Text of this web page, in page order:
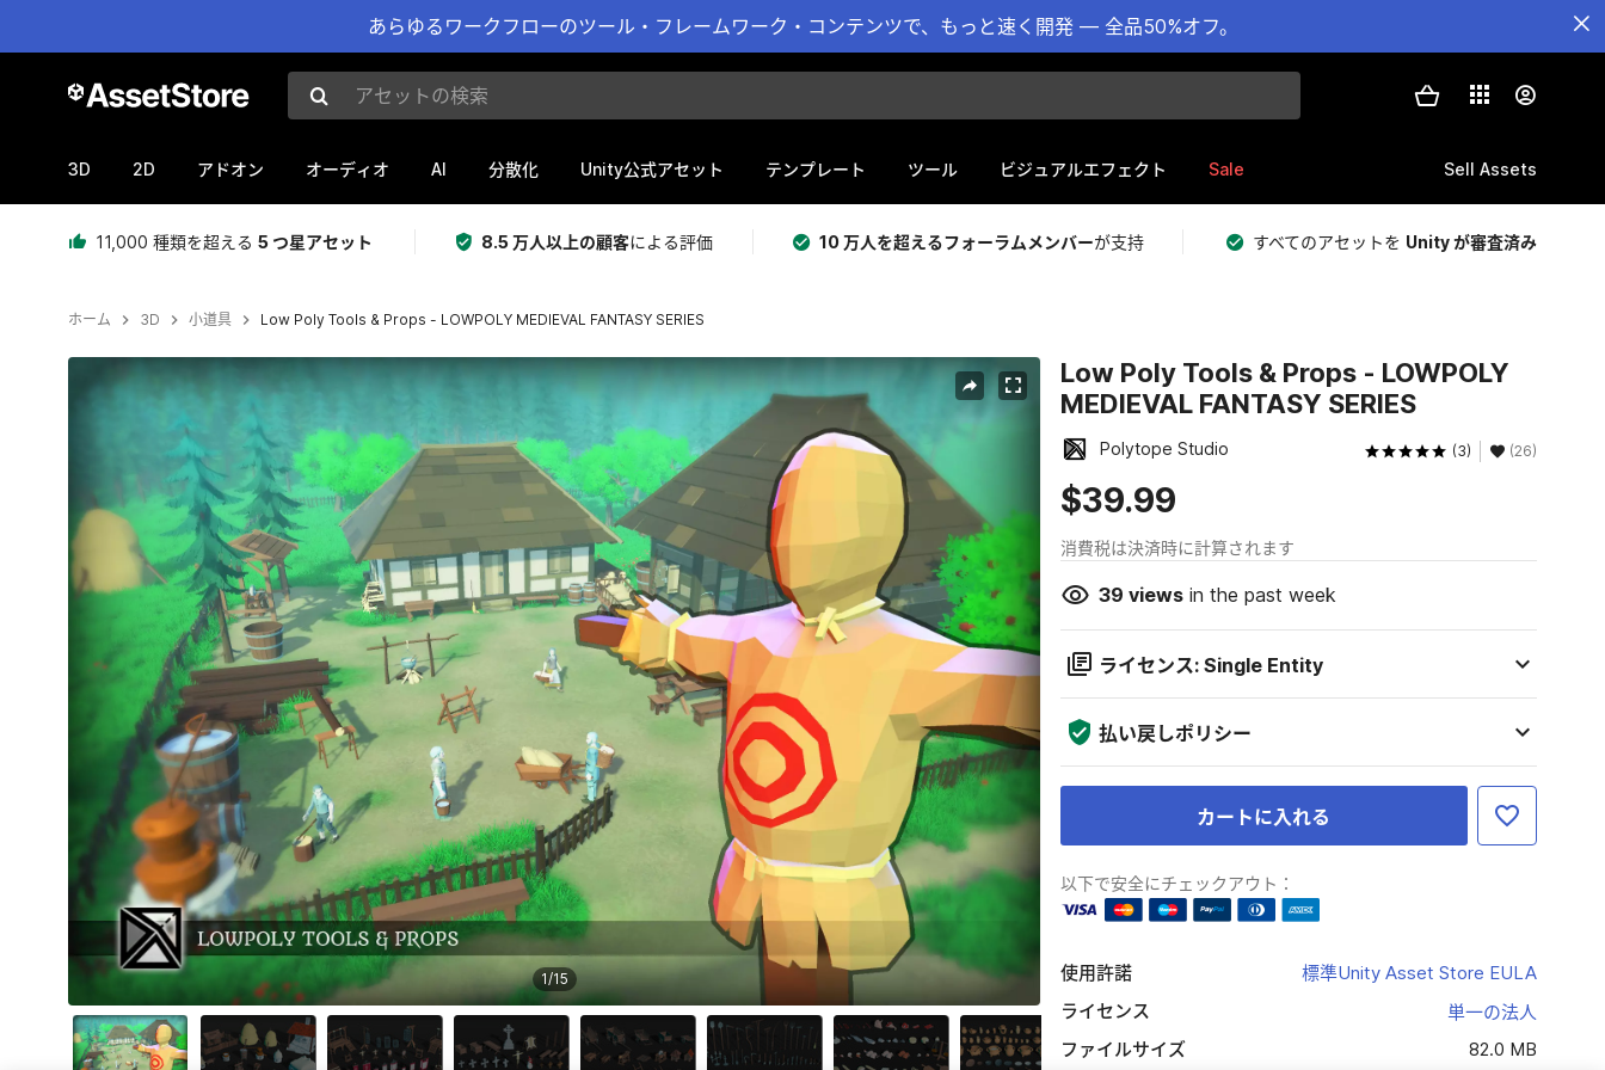
あらゆるワークフローのツール・フレームワーク・コンテンツで、もっと速く開発 — 全品50%オフ。
アセットの検索
3D 2D アドオン オーディオ AI 分散化 Unity公式アセット テンプレート ツール ビジュアルエフェクト Sale Sell Assets
11,000 種類を超える 5 つ星アセット 8.5 万人以上の顧客による評価 10 万人を超えるフォーラムメンバーが支持 すべてのアセットを Unity が審査済み
ホーム 3D 小道具 Low Poly Tools & Props - LOWPOLY MEDIEVAL FANTASY SERIES
現在のスライド：1 / 15
1/15
Low Poly Tools & Props - LOWPOLY
MEDIEVAL FANTASY SERIES
Polytope Studio (3) (26)
$39.99
消費税は決済時に計算されます
39 viewsin the past week
ライセンス: Single Entity
払い戻しポリシー
カートに入れる
以下で安全にチェックアウト：
使用許諾
標準Unity Asset Store EULA
ライセンス
単一の法人
ファイルサイズ
82.0 MB